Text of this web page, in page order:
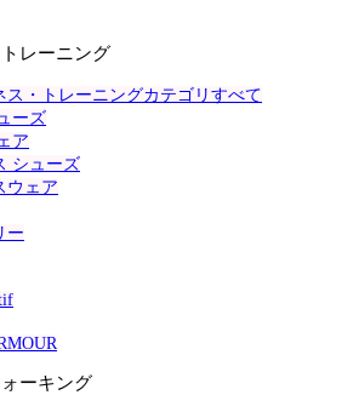
レーニング
ス・トレーニングカテゴリすべて
ーズ
ア
シューズ
ウェア
ー
ーキング